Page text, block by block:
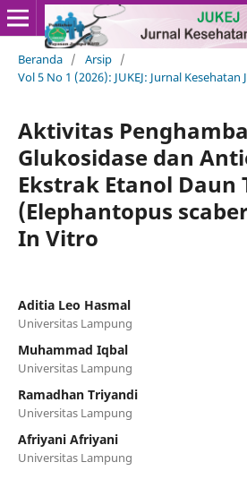
Beranda / Arsip /
Vol 5 No 1 (2026): JUKEJ: Jurnal Kesehatan
Aktivitas
Glukosidase dan
Ekstrak Etanol Daun
(Elephantopus
In Vitro
Aditia Leo Hasmal
Universitas Lampung
Muhammad Iqbal
Universitas Lampung
Ramadhan Triyandi
Universitas Lampung
Afriyani Afriyani
Universitas Lampung